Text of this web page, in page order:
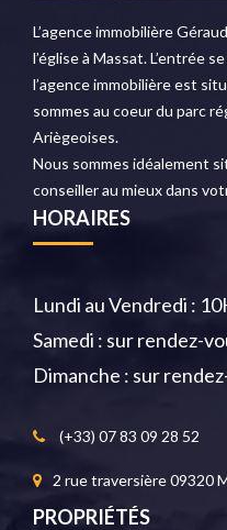
L’agence immobilière
l’église à Massat. L’entrée
l’agence immobilière est
sommes au coeur du parc
Ariègeoises.
Nous sommes idéalement
conseiller au mieux dans
HORAIRES
Lundi au Vendredi :
Samedi : sur rendez-
Dimanche : sur
(+33) 07 83 09 28 52
2 rue traversière 09320
PROPRIÉTÉS